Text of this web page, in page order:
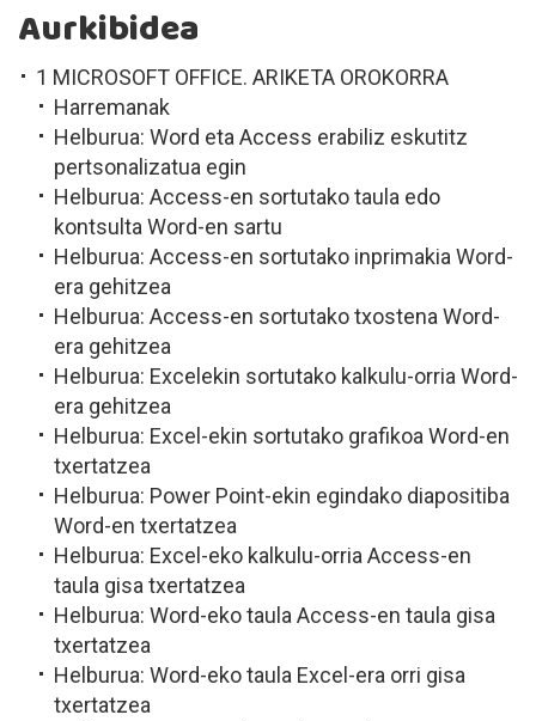
Aurkibidea
1 MICROSOFT OFFICE. ARIKETA OROKORRA
Harremanak
Helburua: Word eta Access erabiliz eskutitz
pertsonalizatua egin
Helburua: Access-en sortutako taula edo
kontsulta Word-en sartu
Helburua: Access-en sortutako inprimakia Word-
era gehitzea
Helburua: Access-en sortutako txostena Word-
era gehitzea
Helburua: Excelekin sortutako kalkulu-orria Word-
era gehitzea
Helburua: Excel-ekin sortutako grafikoa Word-en
txertatzea
Helburua: Power Point-ekin egindako diapositiba
Word-en txertatzea
Helburua: Excel-eko kalkulu-orria Access-en
taula gisa txertatzea
Helburua: Word-eko taula Access-en taula gisa
txertatzea
Helburua: Word-eko taula Excel-era orri gisa
txertatzea